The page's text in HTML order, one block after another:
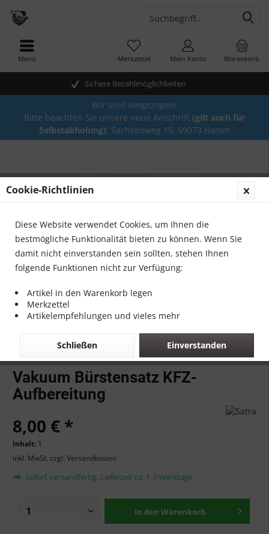
Sichere Bezahlmöglichkeiten
Warenkorb
Merkzettel Mein Konto
Menü
Wir sind umgezogen!
Bitte beachten Sie unsere neue Anschrift (gilt auch für
Selbstabholung): Sachsenweg 15, 59073 Hamm
Vakuum Bürstensatz KFZ-
Aufbereitung
8,00 € *
Inhalt: 1
inkl. MwSt. zzgl. Versandkosten
Sofort versandfertig, Lieferzeit ca. 1-3 Werktage
In den Warenkorb
Cookie-Richtlinien
Diese Website verwendet Cookies, um Ihnen die
bestmögliche Funktionalität bieten zu können. Wenn Sie
damit nicht einverstanden sein sollten, stehen Ihnen
folgende Funktionen nicht zur Verfügung:
Artikel in den Warenkorb legen
Merkzettel
Artikelempfehlungen und vieles mehr
Einverstanden
Schließen